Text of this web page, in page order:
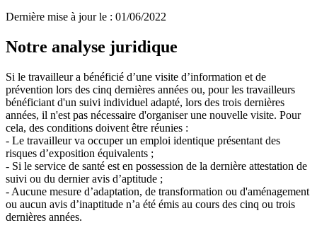
Dernière mise à jour le : 01/06/2022
Notre analyse juridique
Si le travailleur a bénéficié d’une visite d’information et de
prévention lors des cinq dernières années ou, pour les travailleurs
bénéficiant d'un suivi individuel adapté, lors des trois dernières
années, il n'est pas nécessaire d'organiser une nouvelle visite. Pour
cela, des conditions doivent être réunies :
- Le travailleur va occuper un emploi identique présentant des
risques d’exposition équivalents ;
- Si le service de santé est en possession de la dernière attestation de
suivi ou du dernier avis d’aptitude ;
- Aucune mesure d’adaptation, de transformation ou d'aménagement
ou aucun avis d’inaptitude n’a été émis au cours des cinq ou trois
dernières années.